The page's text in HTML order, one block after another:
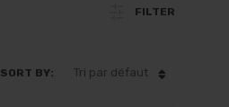
FILTER
SORT BY: Tri par défaut